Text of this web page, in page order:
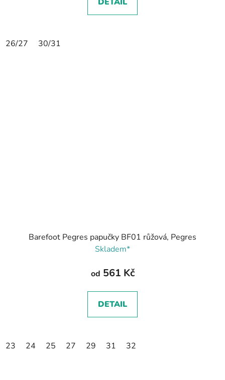
26/27 30/31
Barefoot Pegres papučky BF01 růžová, Pegres
Skladem*
od 561 Kč
DETAIL
23 24 25 27 29 31 32